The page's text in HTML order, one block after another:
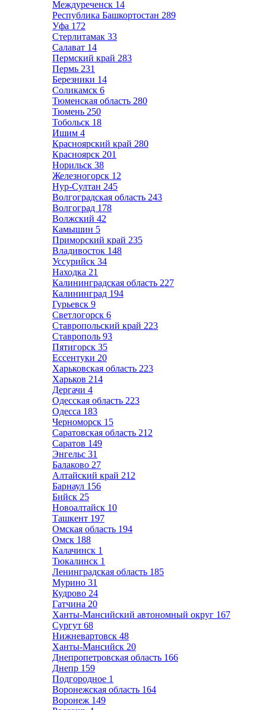
Междуреченск 14
Республика Башкортостан 289
Уфа 172
Стерлитамак 33
Салават 14
Пермский край 283
Пермь 231
Березники 14
Соликамск 6
Тюменская область 280
Тюмень 250
Тобольск 18
Ишим 4
Красноярский край 280
Красноярск 201
Норильск 38
Железногорск 12
Нур-Султан 245
Волгоградская область 243
Волгоград 178
Волжский 42
Камышин 5
Приморский край 235
Владивосток 148
Уссурийск 34
Находка 21
Калининградская область 227
Калининград 194
Гурьевск 9
Светлогорск 6
Ставропольский край 223
Ставрополь 93
Пятигорск 35
Ессентуки 20
Харьковская область 223
Харьков 214
Дергачи 4
Одесская область 223
Одесса 183
Черноморск 15
Саратовская область 212
Саратов 149
Энгельс 31
Балаково 27
Алтайский край 212
Барнаул 156
Бийск 25
Новоалтайск 10
Ташкент 197
Омская область 194
Омск 188
Калачинск 1
Тюкалинск 1
Ленинградская область 185
Мурино 31
Кудрово 24
Гатчина 20
Ханты-Мансийский автономный округ 167
Сургут 68
Нижневартовск 48
Ханты-Мансийск 20
Днепропетровская область 166
Днепр 159
Подгородное 1
Воронежская область 164
Воронеж 149